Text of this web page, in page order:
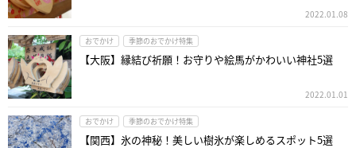
2022.01.08
おでかけ 季節のおでかけ特集
【大阪】縁結び祈願！お守りや絵馬がかわいい神社5選
2022.01.01
おでかけ 季節のおでかけ特集
【関西】氷の神秘！美しい樹氷が楽しめるスポット5選